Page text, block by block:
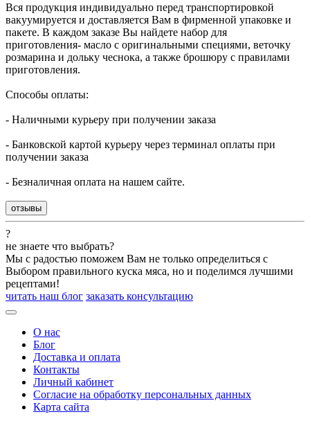
Вся продукция индивидуально перед транспортировкой
вакуумируется и доставляется Вам в фирменной упаковке и
пакете. В каждом заказе Вы найдете набор для
приготовления- масло с оригинальными специями, веточку
розмарина и дольку чеснока, а также брошюру с правилами
приготовления.
Способы оплаты:
- Наличными курьеру при получении заказа
- Банковской картой курьеру через терминал оплаты при
получении заказа
- Безналичная оплата на нашем сайте.
отзывы
?
не знаете что выбрать?
Мы с радостью поможем Вам не только определиться с
Выбором правильного куска мяса, но и поделимся лучшими
рецептами!
читать наш блог заказать консультацию
О нас
Блог
Доставка и оплата
Контакты
Личный кабинет
Согласие на обработку персональных данных
Карта сайта